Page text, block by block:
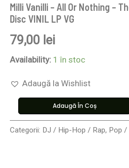
Milli Vanilli – All Or Nothing –
Disc VINIL LP VG
79,00 lei
Availability: 1 în stoc
Adaugă la Wishlist
Adaugă În Coș
Categorii: DJ / Hip-Hop / Rap, Pop